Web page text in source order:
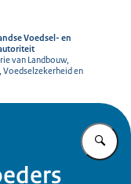
Voedsel- en
van Landbouw,
Voedselzekerheid en